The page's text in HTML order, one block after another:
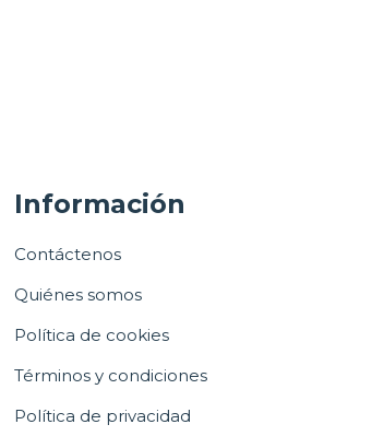
Información
Contáctenos
Quiénes somos
Política de cookies
Términos y condiciones
Política de privacidad